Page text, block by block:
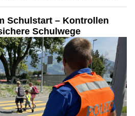
Schulstart – Kontrollen
Schulwege